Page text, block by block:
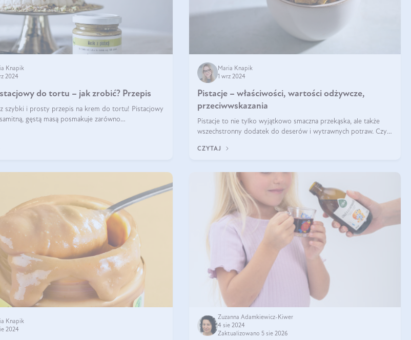
Knapik
2024
do tortu – jak zrobić? Przepis
szybki i prosty przepis na krem do tortu! Pistacjowy
gęstą masą posmakuje zarówno
Maria Knapik
1 wrz 2024
Pistacje – właściwości, wartości odżywcze,
przeciwwskazania
Pistacje to nie tylko wyjątkowo smaczna przekąska, ale także
wszechstronny dodatek do deserów i wytrawnych potraw. Czy
każdy może się ni
CZYTAJ
Knapik
2024
Zuzanna Adamkiewicz-Kiwer
4 sie 2024
Zaktualizowano 5 sie 2026